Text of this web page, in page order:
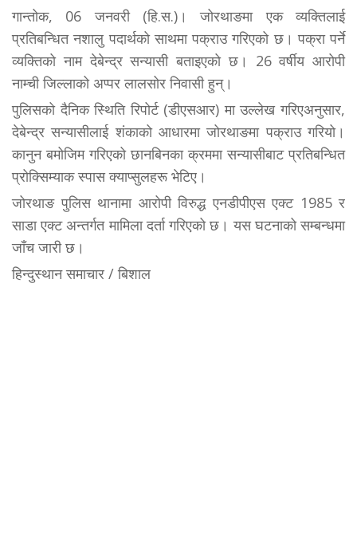
गान्तोक, 06 जनवरी (हि.स.)। जोरथाङमा एक व्यक्तिलाई
प्रतिबन्धित नशालु पदार्थको साथमा पक्राउ गरिएको छ। पक्रा पर्ने
व्यक्तिको नाम देबेन्द्र सन्यासी बताइएको छ। 26 वर्षीय आरोपी
नाम्ची जिल्लाको अप्पर लालसोर निवासी हुन्।
पुलिसको दैनिक स्थिति रिपोर्ट (डीएसआर) मा उल्लेख गरिएअनुसार,
देबेन्द्र सन्यासीलाई शंकाको आधारमा जोरथाङमा पक्राउ गरियो।
कानुन बमोजिम गरिएको छानबिनका क्रममा सन्यासीबाट प्रतिबन्धित
प्रोक्सिम्याक स्पास क्याप्सुलहरू भेटिए।
जोरथाङ पुलिस थानामा आरोपी विरुद्ध एनडीपीएस एक्ट 1985 र
साडा एक्ट अन्तर्गत मामिला दर्ता गरिएको छ। यस घटनाको सम्बन्धमा
जॉंच जारी छ।
हिन्दुस्थान समाचार / बिशाल